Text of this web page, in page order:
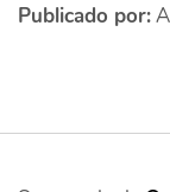
Publicado por: